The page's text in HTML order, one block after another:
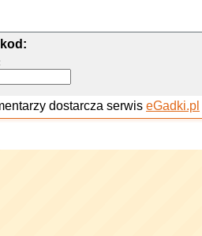
dostarcza serwis eGadki.pl